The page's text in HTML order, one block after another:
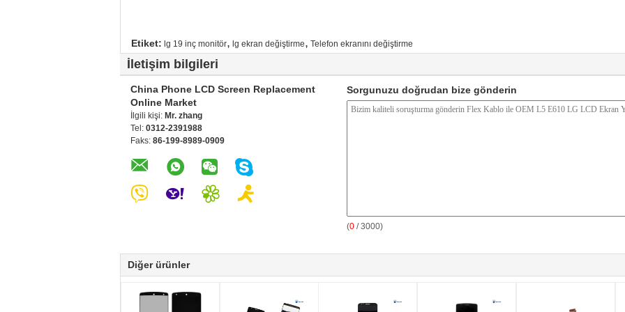
Etiket: lg 19 inç monitör, lg ekran değiştirme, Telefon ekranını değiştirme
İletişim bilgileri
China Phone LCD Screen Replacement
Online Market
İlgili kişi: Mr. zhang
Tel: 0312-2391988
Faks: 86-199-8989-0909
Sorgunuzu doğrudan bize gönderin
(0 / 3000)
Diğer ürünler